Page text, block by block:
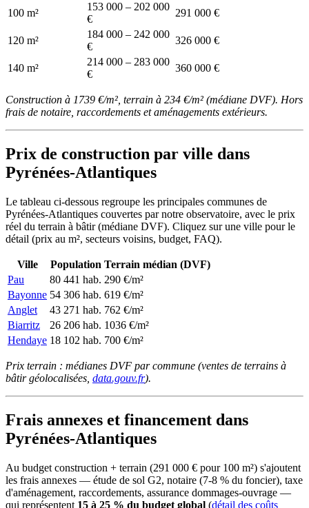
100 m²
153 000 – 202 000
€
291 000 €
120 m²
184 000 – 242 000
€
326 000 €
140 m²
214 000 – 283 000
€
360 000 €
Construction à 1739 €/m², terrain à 234 €/m² (médiane DVF). Hors
frais de notaire, raccordements et aménagements extérieurs.
Prix de construction par ville dans
Pyrénées-Atlantiques
Le tableau ci-dessous regroupe les principales communes de
Pyrénées-Atlantiques couvertes par notre observatoire, avec le prix
réel du terrain à bâtir (médiane DVF). Cliquez sur une ville pour le
détail (prix au m², secteurs voisins, budget, FAQ).
Ville Population Terrain médian (DVF)
Pau
80 441 hab. 290 €/m²
Bayonne 54 306 hab. 619 €/m²
Anglet
43 271 hab. 762 €/m²
Biarritz
26 206 hab. 1036 €/m²
Hendaye 18 102 hab. 700 €/m²
Prix terrain : médianes DVF par commune (ventes de terrains à
bâtir géolocalisées, data.gouv.fr).
Frais annexes et financement dans
Pyrénées-Atlantiques
Au budget construction + terrain (291 000 € pour 100 m²) s'ajoutent
les frais annexes — étude de sol G2, notaire (7-8 % du foncier), taxe
d'aménagement, raccordements, assurance dommages-ouvrage —
qui représentent 15 à 25 % du budget global (détail des coûts